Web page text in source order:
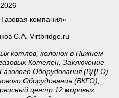
компания»
С.А. Virtbridge.ru
котлов, колонок в Нижнем
Котелен, Заключение
Оборудования (ВДГО)
Оборудования (ВКГО),
центр 12 мировых